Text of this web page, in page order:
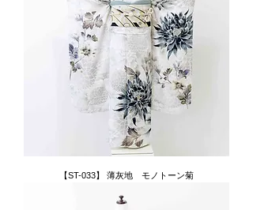
【ST-033】 薄灰地 モノトーン菊